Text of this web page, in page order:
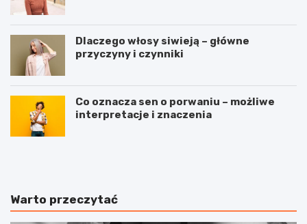
Dlaczego włosy siwieją – główne
przyczyny i czynniki
Co oznacza sen o porwaniu – możliwe
interpretacje i znaczenia
J
r
a
B
n
i
Warto przeczytać